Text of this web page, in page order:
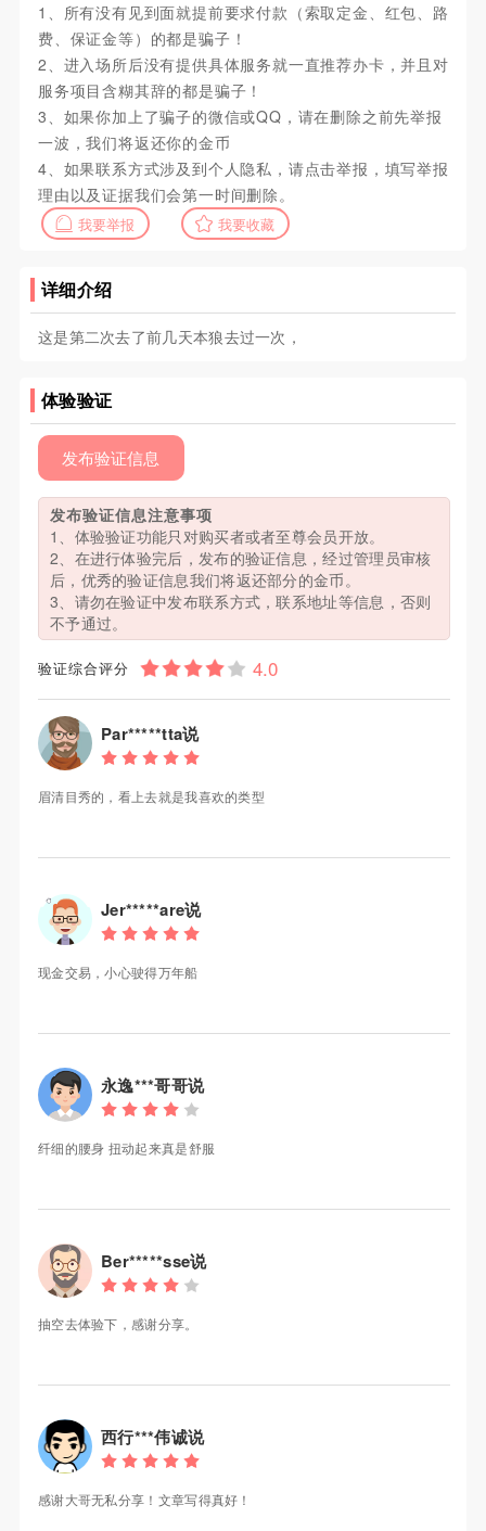
1、所有没有见到面就提前要求付款（索取定金、红包、路
费、保证金等）的都是骗子！
2、进入场所后没有提供具体服务就一直推荐办卡，并且对
服务项目含糊其辞的都是骗子！
3、如果你加上了骗子的微信或QQ，请在删除之前先举报
一波，我们将返还你的金币
4、如果联系方式涉及到个人隐私，请点击举报，填写举报
理由以及证据我们会第一时间删除。
我要举报 我要收藏
详细介绍
这是第二次去了前几天本狼去过一次，
体验验证
发布验证信息
发布验证信息注意事项
1、体验验证功能只对购买者或者至尊会员开放。
2、在进行体验完后，发布的验证信息，经过管理员审核
后，优秀的验证信息我们将返还部分的金币。
3、请勿在验证中发布联系方式，联系地址等信息，否则
不予通过。
验证综合评分
Par*****tta说
眉清目秀的，看上去就是我喜欢的类型
Jer*****are说
现金交易，小心驶得万年船
永逸***哥哥说
纤细的腰身 扭动起来真是舒服
Ber*****sse说
抽空去体验下，感谢分享。
西行***伟诚说
感谢大哥无私分享！文章写得真好！